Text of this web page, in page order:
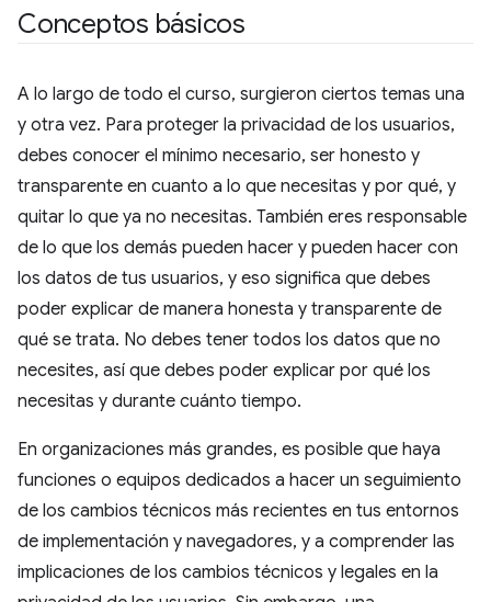
Conceptos básicos
A lo largo de todo el curso, surgieron ciertos temas una
y otra vez. Para proteger la privacidad de los usuarios,
debes conocer el mínimo necesario, ser honesto y
transparente en cuanto a lo que necesitas y por qué, y
quitar lo que ya no necesitas. También eres responsable
de lo que los demás pueden hacer y pueden hacer con
los datos de tus usuarios, y eso significa que debes
poder explicar de manera honesta y transparente de
qué se trata. No debes tener todos los datos que no
necesites, así que debes poder explicar por qué los
necesitas y durante cuánto tiempo.
En organizaciones más grandes, es posible que haya
funciones o equipos dedicados a hacer un seguimiento
de los cambios técnicos más recientes en tus entornos
de implementación y navegadores, y a comprender las
implicaciones de los cambios técnicos y legales en la